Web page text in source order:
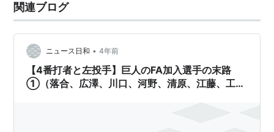
金メダルに貢献。
永久欠番となる予定であった
本人より譲り受ける。
関根潤三に抜擢され、池山隆寛と共に「イケトラ」コン
関連ブログ
ニュース日和 • 4年前
【4番打者と左投手】巨人のFA加入選手の末路
①（落合、広澤、川口、河野、清原、江藤、工